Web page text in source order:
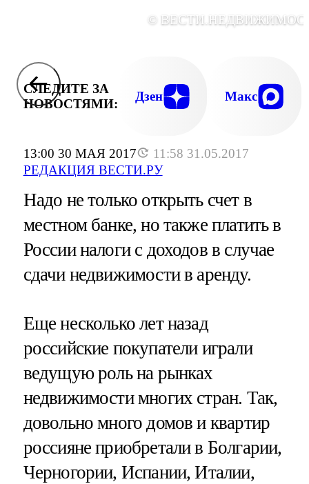
13:00 30 МАЯ 2017
11:58 31.05.2017
РЕДАКЦИЯ ВЕСТИ.РУ
©
СЛЕДИТЕ ЗА
НОВОСТЯМИ:
Дзен Макс
Надо не только открыть счет в
местном банке, но также платить в
России налоги с доходов в случае
сдачи недвижимости в аренду.
Еще несколько лет назад
российские покупатели играли
ведущую роль на рынках
недвижимости многих стран. Так,
довольно много домов и квартир
россияне приобретали в Болгарии,
Черногории, Испании, Италии,